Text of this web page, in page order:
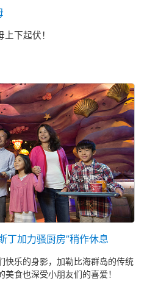
下起伏！
丁加力骚厨房”稍作休息
快乐的身影，加勒比海群岛的传统
食也深受小朋友们的喜爱！